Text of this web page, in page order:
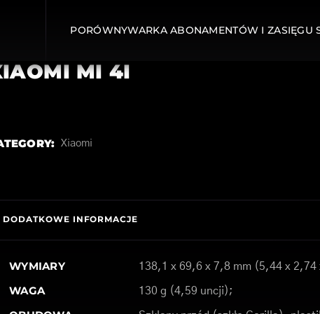
PORÓWNYWARKA ABONAMENTÓW I ZASIĘGU
MI 4I
Xiaomi
DODATKOWE INFORMACJE
WYMIARY 138,1 x 69,6 x 7,8 mm (5,44 x 2,74
WAGA 130 g (4,59 uncji);